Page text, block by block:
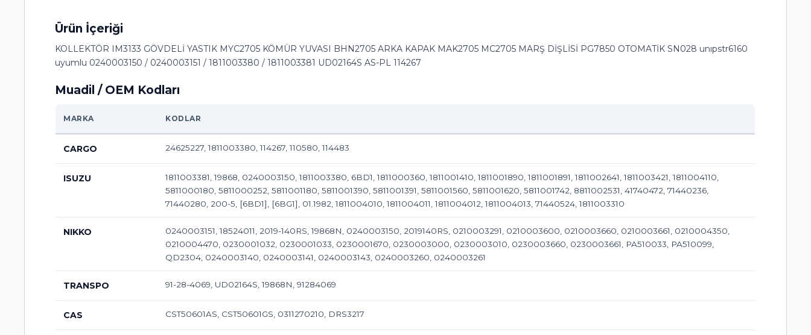
Ürün İçeriği
KOLLEKTÖR IM3133 GÖVDELİ YASTIK MYC2705 KÖMÜR YUVASI BHN2705 ARKA KAPAK MAK2705 MC2705 MARŞ DİŞLİSİ PG7850 OTOMATİK SN028 unıpstr6160
uyumlu 0240003150 / 0240003151 / 1811003380 / 1811003381 UD02164S AS-PL 114267
Muadil / OEM Kodları
MARKA KODLAR
CARGO 24625227, 1811003380, 114267, 110580, 114483
ISUZU
1811003381, 19868, 0240003150, 1811003380, 6BD1, 1811000360, 1811001410, 1811001890, 1811001891, 1811002641, 1811003421, 1811004110,
5811000180, 5811000252, 5811001180, 5811001390, 5811001391, 5811001560, 5811001620, 5811001742, 8811002531, 41740472, 71440236,
71440280, 200-5, [6BD1], [6BG1], 01.1982, 1811004010, 1811004011, 1811004012, 1811004013, 71440524, 1811003310
NIKKO
0240003151, 18524011, 2019-140RS, 19868N, 0240003150, 2019140RS, 0210003291, 0210003600, 0210003660, 0210003661, 0210004350,
0210004470, 0230001032, 0230001033, 0230001670, 0230003000, 0230003010, 0230003660, 0230003661, PA510033, PA510099,
QD2304, 0240003140, 0240003141, 0240003143, 0240003260, 0240003261
TRANSPO 91-28-4069, UD02164S, 19868N, 91284069
CAS CST50601AS, CST50601GS, 0311270210, DRS3217